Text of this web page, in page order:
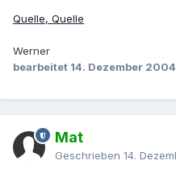
Quelle, Quelle
Werner
bearbeitet 14. Dezember 2004
Mat
Geschrieben 14.